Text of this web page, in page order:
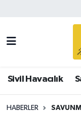
Sivil Havacılık
HABERLER